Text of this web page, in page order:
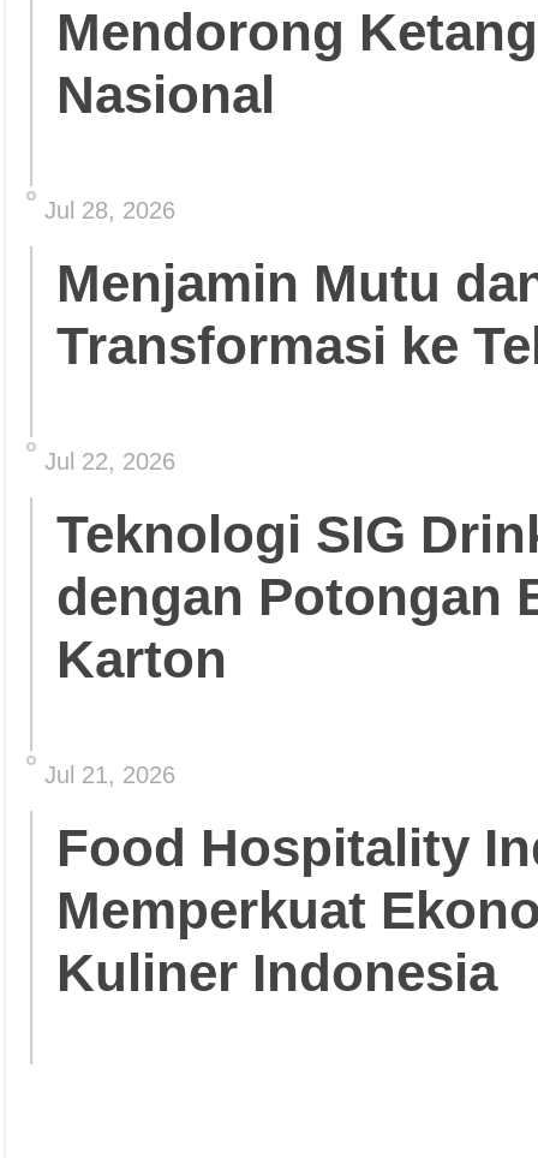
Mendorong
Nasional
Jul 28, 2026
Menjamin Mutu
Transformasi ke
Jul 22, 2026
Teknologi SIG
dengan Potongan
Karton
Jul 21, 2026
Food Hospitality
Memperkuat
Kuliner Indonesia